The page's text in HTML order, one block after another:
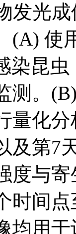
发光
(A) 使
染昆
测。
量化
及第7
度与
时间
均用